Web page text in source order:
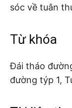
sóc về tuân
Từ khóa
Đái tháo
đường týp 1,